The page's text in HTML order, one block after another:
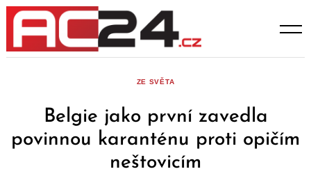
Skip
content
ZE SVĚTA
Belgie jako první zavedla
povinnou karanténu proti opičím
neštovicím